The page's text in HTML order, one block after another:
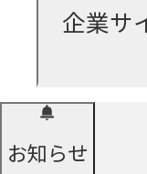
企業サ
お知らせ